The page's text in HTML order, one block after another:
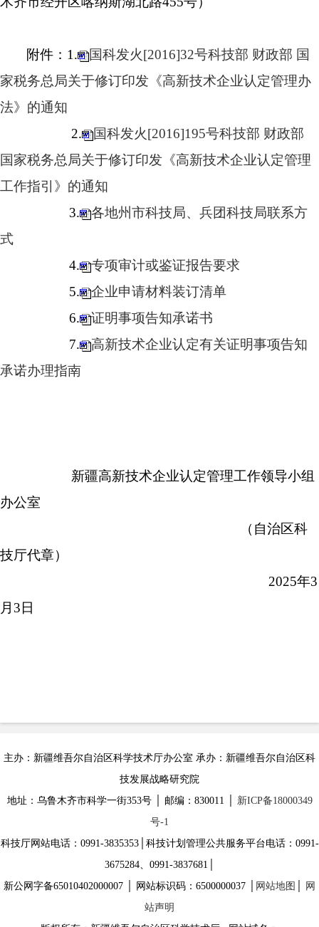
附件： 1.
国科发火[2016]32号科技部 财政部 国
家税务总局关于修订印发《高新技术企业认定管理办
法》的通知
2.
国科发火[2016]195号科技部 财政部
国家税务总局关于修订印发《高新技术企业认定管理
工作指引》的通知
3.
各地州市科技局、兵团科技局联系方
式
4.
专项审计或鉴证报告要求
5.
企业申请材料装订清单
6.
证明事项告知承诺书
7.
高新技术企业认定有关证明事项告知
承诺办理指南
新疆高新技术企业认定管理工作领导小组
办公室
（自治区科
技厅代章）
2025年3
月3日
主办：新疆维吾尔自治区科学技术厅办公室 承办：新疆维吾尔自治区科
技发展战略研究院
地址：乌鲁木齐市科学一街353号 │ 邮编：830011 │ 新ICP备18000349
号-1
科技厅网站电话：0991-3835353│科技计划管理公共服务平台电话：0991-
3675284、0991-3837681│
新公网字备65010402000007 │ 网站标识码：6500000037 │
网站地图
网
站声明